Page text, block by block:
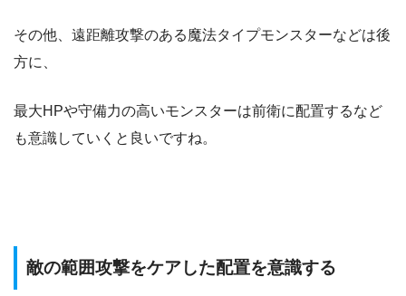
その他、遠距離攻撃のある魔法タイプモンスターなどは後
方に、
最大HPや守備力の高いモンスターは前衛に配置するなど
も意識していくと良いですね。
敵の範囲攻撃をケアした配置を意識する